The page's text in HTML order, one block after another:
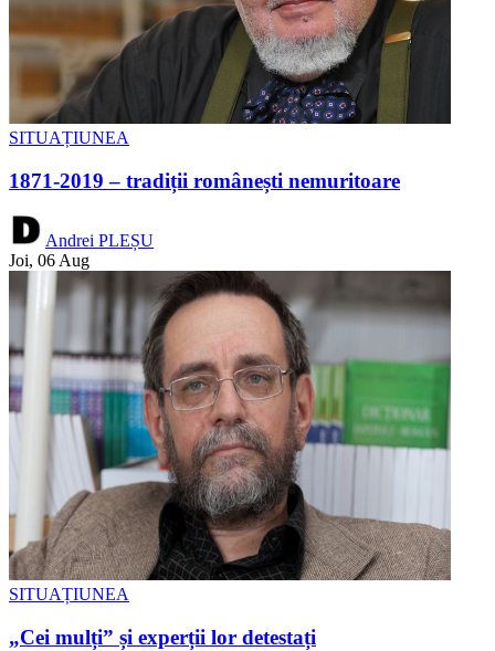
SITUAȚIUNEA
1871-2019 – tradiții românești nemuritoare
Andrei PLEȘU
Joi, 06 Aug
SITUAȚIUNEA
„Cei mulți” și experții lor detestați